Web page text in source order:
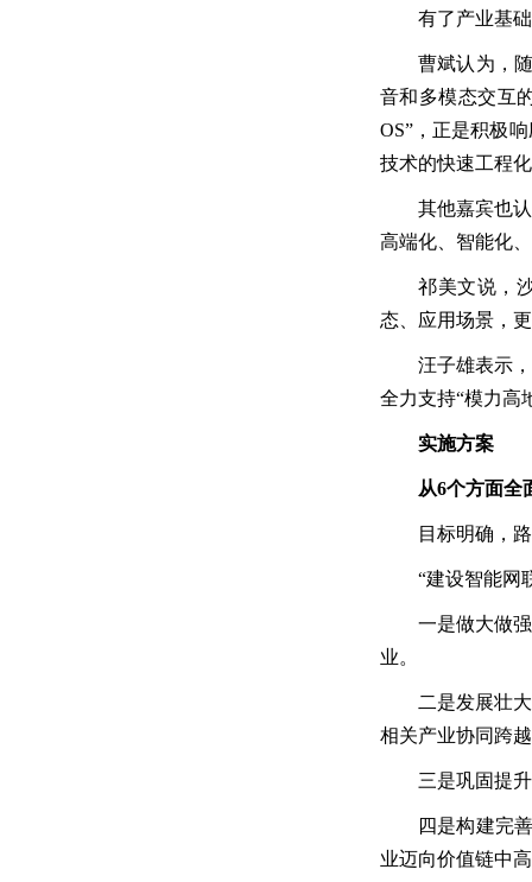
有了产业基
曹斌认为，
音和多模态交互
OS”，正是积极
技术的快速工程
其他嘉宾也
高端化、智能化
祁美文说，
态、应用场景，
汪子雄表示
全力支持“模力高
实施方案
从6个方面全
目标明确，
“建设智能网
一是做大做
业。
二是发展壮
相关产业协同跨
三是巩固提
四是构建完
业迈向价值链中